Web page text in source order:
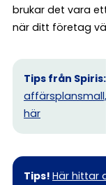
brukar det vara
när ditt företag
Tips från Spiris:
här
Tips! Här hittar